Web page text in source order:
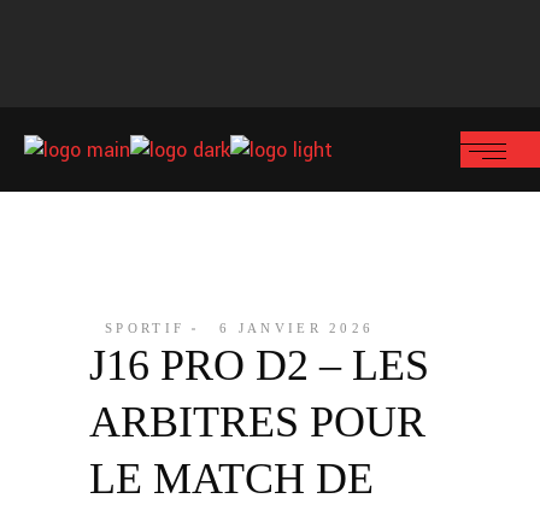
SPORTIF 6 JANVIER 2026
J16 PRO D2 – LES
ARBITRES POUR
LE MATCH DE